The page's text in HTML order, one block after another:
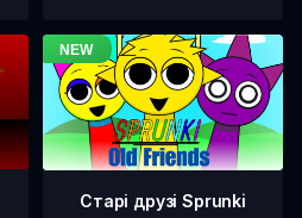
Старі друзі Sprunki